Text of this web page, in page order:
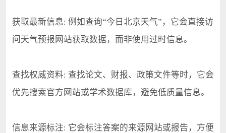
获取最新信息: 例如查询“今日北京天气”，它会直接访
问天气预报网站获取数据，而非使用过时信息。
查找权威资料: 查找论文、财报、政策文件等时，它会
优先搜索官方网站或学术数据库，避免低质量信息。
信息来源标注: 它会标注答案的来源网站或报告，方便